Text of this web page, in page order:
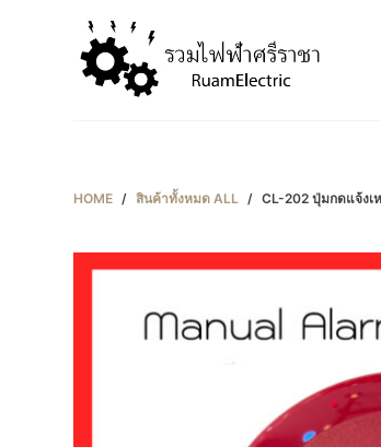
HOME / สินค้าทั้งหมด ALL / CL-202 ปุ่มกดแจ้งเ